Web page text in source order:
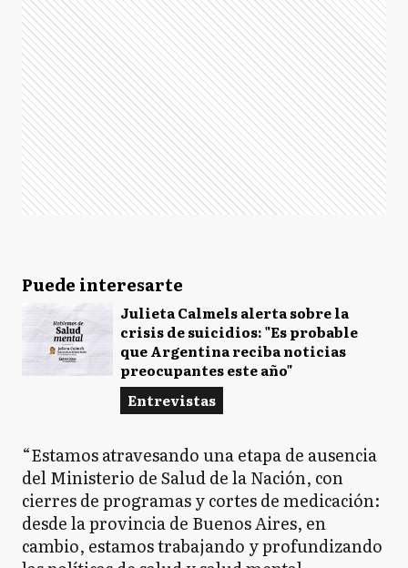
Puede interesarte
Julieta Calmels alerta sobre la
crisis de suicidios: "Es probable
que Argentina reciba noticias
preocupantes este año"
Entrevistas
“Estamos atravesando una etapa de ausencia
del Ministerio de Salud de la Nación, con
cierres de programas y cortes de medicación:
desde la provincia de Buenos Aires, en
cambio, estamos trabajando y profundizando